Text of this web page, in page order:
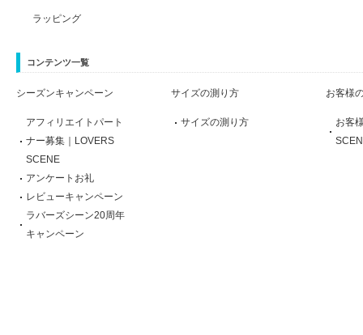
ラッピング
コンテンツ一覧
シーズンキャンペーン
アフィリエイトパート
ナー募集｜LOVERS
SCENE
アンケートお礼
レビューキャンペーン
ラバーズシーン20周年
キャンペーン
サイズの測り方
サイズの測り方
お客様
お客